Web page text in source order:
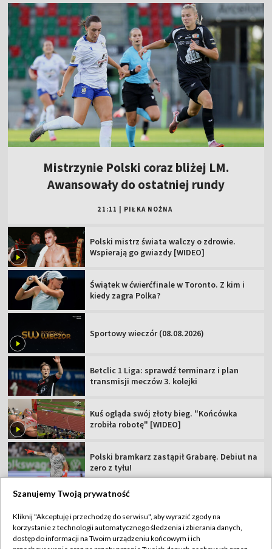
Mistrzynie Polski coraz bliżej LM.
Awansowały do ostatniej rundy
21:11 PIŁKA NOŻNA
Polski mistrz świata walczy o zdrowie.
Wspierają go gwiazdy [WIDEO]
Świątek w ćwierćfinale w Toronto. Z kim i
kiedy zagra Polka?
Sportowy wieczór (08.08.2026)
Betclic 1 Liga: sprawdź terminarz i plan
transmisji meczów 3. kolejki
Kuś ogląda swój złoty bieg. "Końcówka
zrobiła robotę" [WIDEO]
Polski bramkarz zastąpił Grabarę. Debiut na
zero z tyłu!
TVP
Szanujemy Twoją prywatność
Kliknij "Akceptuję i przechodzę do serwisu", aby wyrazić zgody na
korzystanie z technologii automatycznego śledzenia i zbierania danych,
dostęp do informacji na Twoim urządzeniu końcowym i ich